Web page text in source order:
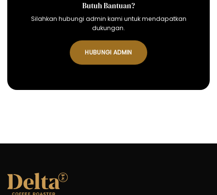
Butuh Bantuan?
Silahkan hubungi admin kami untuk mendapatkan
dukungan.
HUBUNGI ADMIN